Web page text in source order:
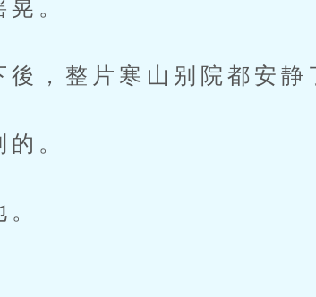
。
整片寒山别院都安静
。